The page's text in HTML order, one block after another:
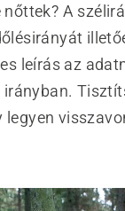
A
leírás az